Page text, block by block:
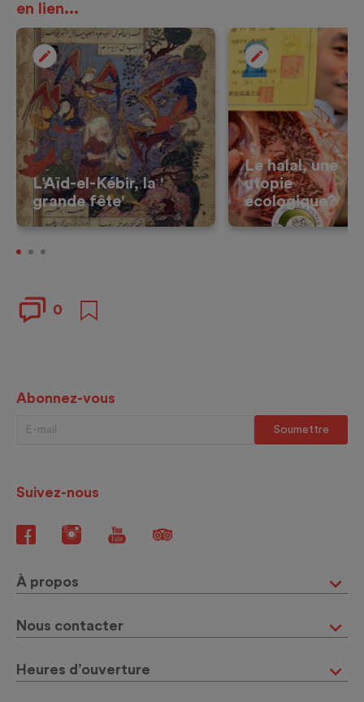
en lien...
L’Aïd-el-Kébir, la '
grande fête'
Le halal, une
utopie
écologique?
0
Abonnez-vous
Suivez-nous
À propos
Nous contacter
Heures d’ouverture